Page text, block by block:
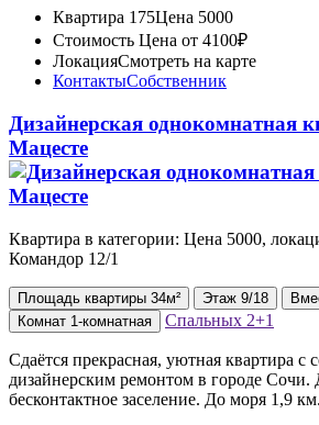
Квартира 175Цена 5000
Стоимость Цена от 4100₽
ЛокацияСмотреть на карте
КонтактыСобственник
Дизайнерская однокомнатная
Мацесте
Квартира в категории: Цена 5000,
Командор 12/1
Площадь квартиры 34м² Этаж 9/18
Комнат 1-комнатная Спальных 2+1
Сдаётся прекрасная, уютная квартира с
дизайнерским ремонтом в городе Сочи.
бесконтактное заселение. До моря 1,9 км.